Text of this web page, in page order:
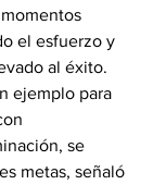
el esfuerzo y
al éxito.
ejemplo para
se
metas, señaló